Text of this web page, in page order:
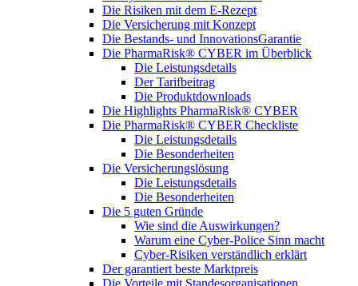
Die Risiken mit dem E-Rezept
Die Versicherung mit Konzept
Die Bestands- und InnovationsGarantie
Die PharmaRisk® CYBER im Überblick
Die Leistungsdetails
Der Tarifbeitrag
Die Produktdownloads
Die Highlights PharmaRisk® CYBER
Die PharmaRisk® CYBER Checkliste
Die Leistungsdetails
Die Besonderheiten
Die Versicherungslösung
Die Leistungsdetails
Die Besonderheiten
Die 5 guten Gründe
Wie sind die Auswirkungen?
Warum eine Cyber-Police Sinn macht
Cyber-Risiken verständlich erklärt
Der garantiert beste Marktpreis
Die Vorteile mit Standesorganisationen